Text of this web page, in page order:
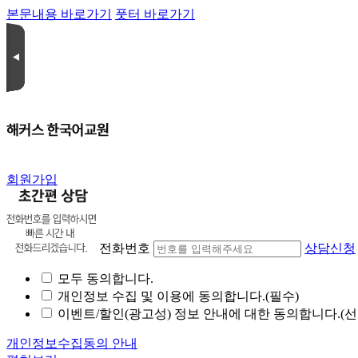
본문내용 바로가기 풋터 바로가기
회원가입
전화번호 상담신청
모두 동의합니다.
개인정보 수집 및 이용에 동의합니다.(필수)
이벤트/할인(광고성) 정보 안내에 대한 동의합니다.(
개인정보수집동의 안내